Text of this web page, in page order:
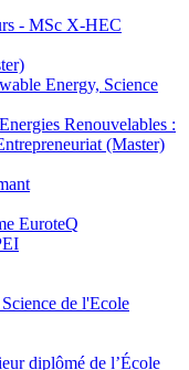
- MSc X-HEC
Energy, Science
Renouvelables :
(Master)
EuroteQ
de l'Ecole
diplômé de l’École